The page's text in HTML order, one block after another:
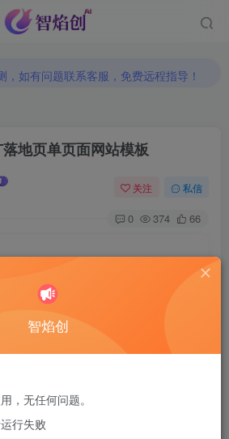
，如有问题联系客服，免费远程指导！
，如有问题联系客服，免费远程指导！
地页单页面网站模板
关注 私信
0 374 66
费后查看
RMB9.9
未登录！建议登陆后购买，可保存购买订单
智焰创
，无任何问题。
行失败